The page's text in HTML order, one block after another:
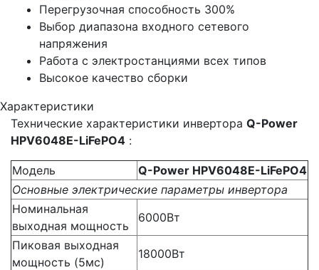
Перегрузочная способность 300%
Выбор диапазона входного сетевого
напряжения
Работа с электростанциями всех типов
Высокое качество сборки
Характеристики
Технические характеристики инвертора Q-Power
HPV6048Е-LiFePO4 :
Модель
Q-Power HPV6048Е-LiFePO4
Основные электрические параметры инвертора
Номинальная
выходная мощность
6000Вт
Пиковая выходная
мощность (5мс)
18000Вт